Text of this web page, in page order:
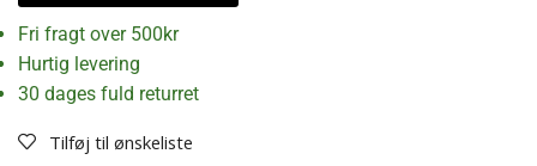
Fri fragt over 500kr
Hurtig levering
30 dages fuld returret
Tilføj til ønskeliste